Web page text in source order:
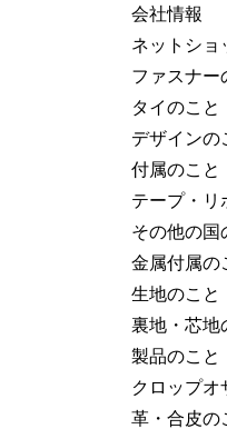
会社情報
ネットショ
ファスナー
タイのこと
デザインの
付属のこと
テープ・リ
その他の国
金属付属の
生地のこと
裏地・芯地
製品のこと
クロップオ
革・合皮の